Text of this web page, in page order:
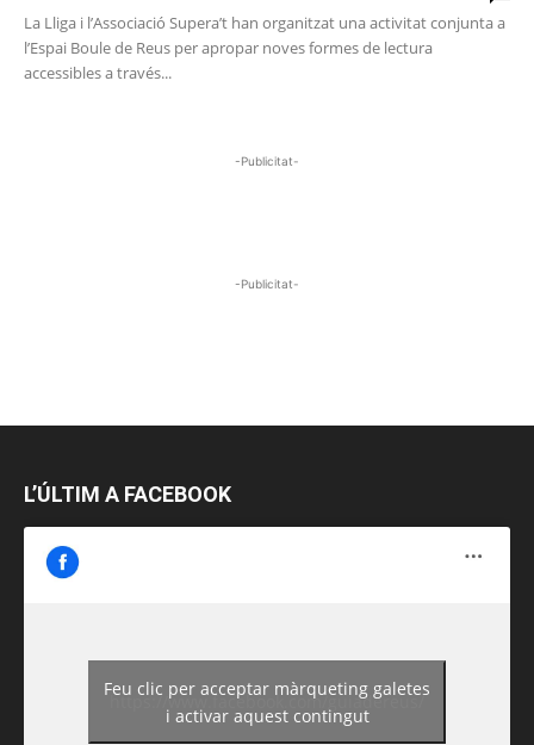
La Lliga i l’Associació Supera’t han organitzat una activitat conjunta a
l’Espai Boule de Reus per apropar noves formes de lectura
accessibles a través...
-Publicitat-
-Publicitat-
L’ÚLTIM A FACEBOOK
https://www.facebook.com/guiadereus/
Feu clic per acceptar màrqueting galetes
i activar aquest contingut